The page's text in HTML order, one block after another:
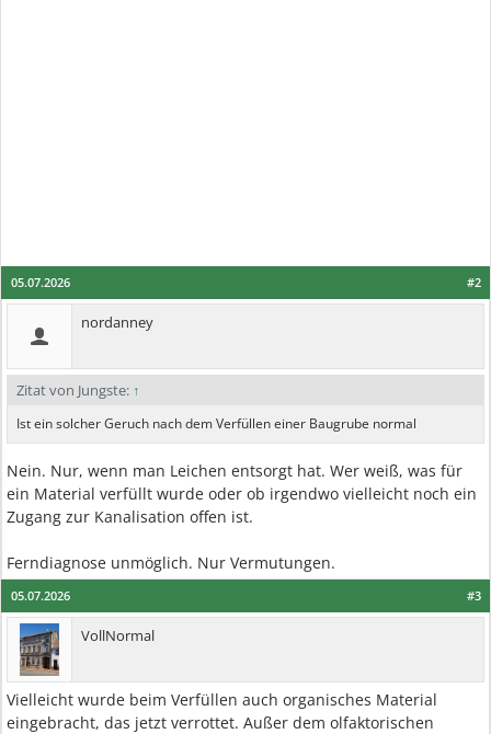
#2
05.07.2026
nordanney
Zitat von Jungste: ↑
Ist ein solcher Geruch nach dem Verfüllen einer Baugrube normal
Nein. Nur, wenn man Leichen entsorgt hat. Wer weiß, was für
ein Material verfüllt wurde oder ob irgendwo vielleicht noch ein
Zugang zur Kanalisation offen ist.
Ferndiagnose unmöglich. Nur Vermutungen.
#3
05.07.2026
VollNormal
Vielleicht wurde beim Verfüllen auch organisches Material
eingebracht, das jetzt verrottet. Außer dem olfaktorischen